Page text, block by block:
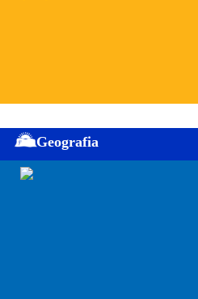
Geografia